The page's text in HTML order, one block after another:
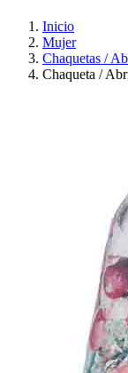
Inicio
Mujer
Chaquetas /
Chaqueta /